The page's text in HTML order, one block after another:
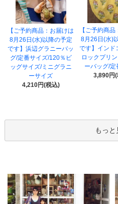
【ご予約商品：お届けは
8月26日(水)以降の予定
です】浜辺グラニーバッ
グ/定番サイズ/120％ビ
ッグサイズ/ミニグラニ
ーサイズ
4,210円(税込)
【ご予約商
8月26日(水)
です】インド
ロックプリ
ーバッグ/定
3,890円
もっと